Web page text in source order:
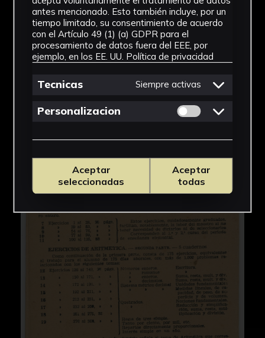
antes mencionado. Esto también incluye, por un
tiempo limitado, su consentimiento de acuerdo
con el Artículo 49 (1) (a) GDPR para el
procesamiento de datos fuera del EEE, por
ejemplo, en los EE. UU. Política de privacidad
Tecnicas Siempre activas
Personalizacion Permitir cookies
Aceptar
seleccionadas
Aceptar
todas